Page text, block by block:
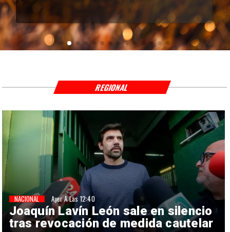
Joaquín Lavín León sale en silencio
tras revocación de medida cautelar
NACIONAL Ayer A Las 12:40
REGIONAL